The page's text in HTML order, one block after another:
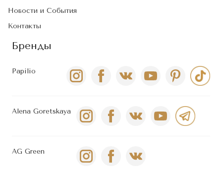
Новости и События
Контакты
Бренды
Papilio
Alena Goretskaya
AG Green